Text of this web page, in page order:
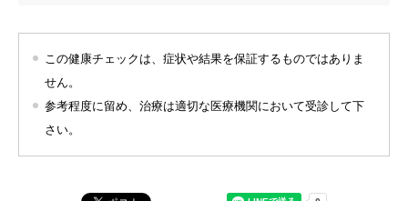
この健康チェックは、症状や結果を保証するものではありま
せん。
参考程度に留め、治療は適切な医療機関において受診して下
さい。